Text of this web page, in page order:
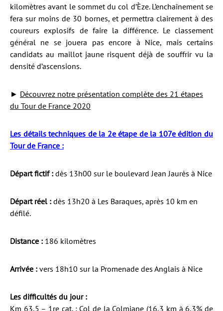
kilomètres avant le sommet du col d’Èze. L’enchaînement se
fera sur moins de 30 bornes, et permettra clairement à des
coureurs explosifs de faire la différence. Le classement
général ne se jouera pas encore à Nice, mais certains
candidats au maillot jaune risquent déjà de souffrir vu la
densité d’ascensions.
► Découvrez notre présentation complète des 21 étapes
du Tour de France 2020
Les détails techniques de la 2e étape de la 107e édition du
Tour de France :
Départ fictif : dès 13h00 sur le boulevard Jean Jaurès à Nice
Départ réel : dès 13h20 à Les Baraques, après 10 km en
défilé.
Distance : 186 kilomètres
Arrivée : vers 18h10 sur la Promenade des Anglais à Nice
Les difficultés du jour :
Km 63,5 – 1re cat. : Col de la Colmiane (16,3 km à 6,3% de